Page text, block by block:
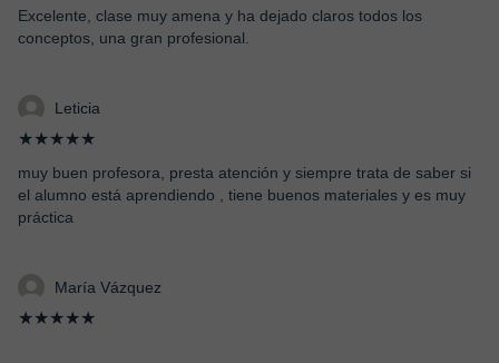
Excelente, clase muy amena y ha dejado claros todos los
conceptos, una gran profesional.
Leticia
★★★★★
muy buen profesora, presta atención y siempre trata de saber si
el alumno está aprendiendo , tiene buenos materiales y es muy
práctica
María Vázquez
★★★★★